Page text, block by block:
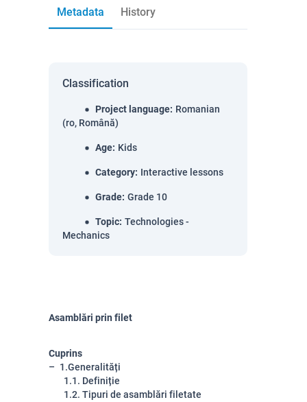
Metadata History
Classification
Project language: Romanian
(ro, Română)
Age: Kids
Category: Interactive lessons
Grade: Grade 10
Topic: Technologies -
Mechanics
Asamblări prin filet
Cuprins
1.Generalități
1.1. Definiție
1.2. Tipuri de asamblări filetate